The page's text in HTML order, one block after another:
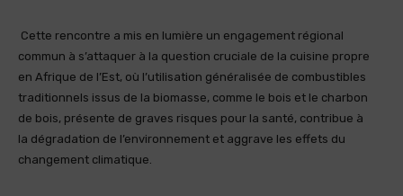
Cette rencontre a mis en lumière un engagement régional
commun à s’attaquer à la question cruciale de la cuisine propre
en Afrique de l’Est, où l’utilisation généralisée de combustibles
traditionnels issus de la biomasse, comme le bois et le charbon
de bois, présente de graves risques pour la santé, contribue à
la dégradation de l’environnement et aggrave les effets du
changement climatique.